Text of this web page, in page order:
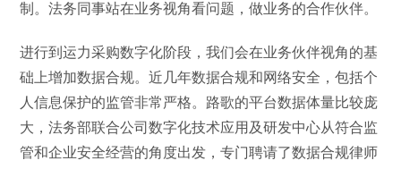
制。法务同事站在业务视角看问题，做业务的合作伙伴。
进行到运力采购数字化阶段，我们会在业务伙伴视角的基
础上增加数据合规。近几年数据合规和网络安全，包括个
人信息保护的监管非常严格。路歌的平台数据体量比较庞
大，法务部联合公司数字化技术应用及研发中心从符合监
管和企业安全经营的角度出发，专门聘请了数据合规律师